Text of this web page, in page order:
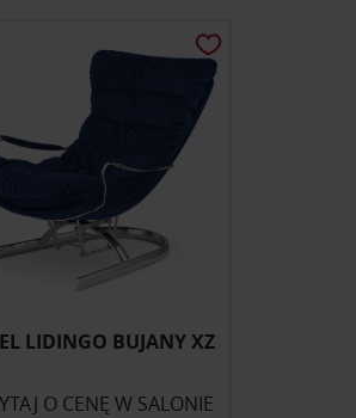
LIDINGO BUJANY XZ
O CENĘ W SALONIE